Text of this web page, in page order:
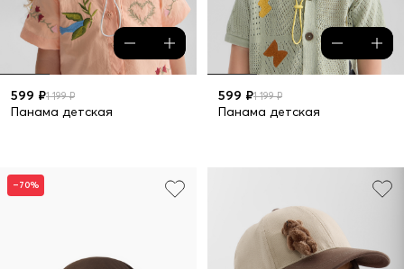
599 ₽1 199 ₽
Панама детская
599 ₽1 199 ₽
Панама детская
–70%